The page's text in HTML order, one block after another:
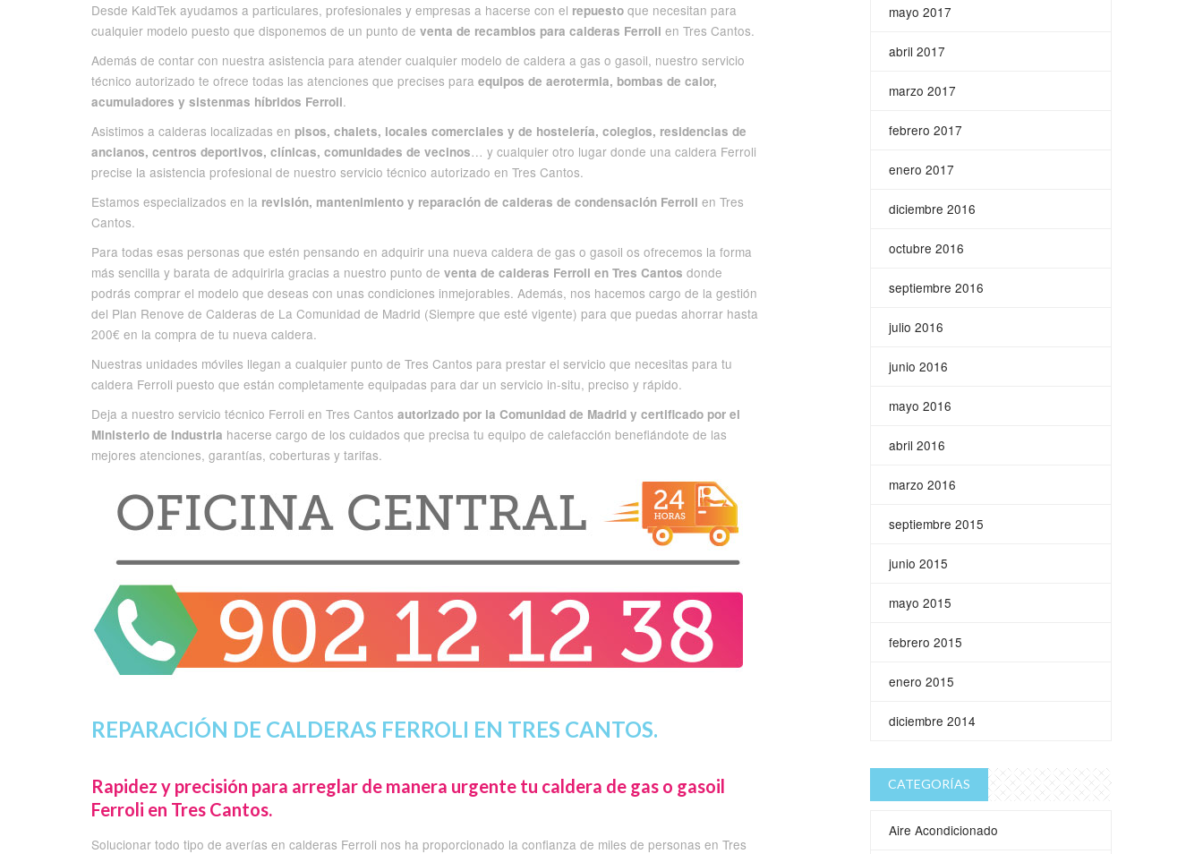
Desde KaldTek ayudamos a particulares, profesionales y empresas a hacerse con el repuesto que necesitan para
cualquier modelo puesto que disponemos de un punto de venta de recambios para calderas Ferroli en Tres Cantos.
Además de contar con nuestra asistencia para atender cualquier modelo de caldera a gas o gasoil, nuestro servicio
técnico autorizado te ofrece todas las atenciones que precises para equipos de aerotermia, bombas de calor,
acumuladores y sistenmas híbridos Ferroli.
Asistimos a calderas localizadas en pisos, chalets, locales comerciales y de hostelería, colegios, residencias de
ancianos, centros deportivos, clínicas, comunidades de vecinos… y cualquier otro lugar donde una caldera Ferroli
precise la asistencia profesional de nuestro servicio técnico autorizado en Tres Cantos.
Estamos especializados en la revisión, mantenimiento y reparación de calderas de condensación Ferroli en Tres
Cantos.
Para todas esas personas que estén pensando en adquirir una nueva caldera de gas o gasoil os ofrecemos la forma
más sencilla y barata de adquirirla gracias a nuestro punto de venta de calderas Ferroli en Tres Cantos donde
podrás comprar el modelo que deseas con unas condiciones inmejorables. Además, nos hacemos cargo de la gestión
del Plan Renove de Calderas de La Comunidad de Madrid (Siempre que esté vigente) para que puedas ahorrar hasta
200€ en la compra de tu nueva caldera.
Nuestras unidades móviles llegan a cualquier punto de Tres Cantos para prestar el servicio que necesitas para tu
caldera Ferroli puesto que están completamente equipadas para dar un servicio in-situ, preciso y rápido.
Deja a nuestro servicio técnico Ferroli en Tres Cantos autorizado por la Comunidad de Madrid y certificado por el
Ministerio de Industria hacerse cargo de los cuidados que precisa tu equipo de calefacción benefiándote de las
mejores atenciones, garantías, coberturas y tarifas.
REPARACIÓN DE CALDERAS FERROLI EN TRES CANTOS.
Rapidez y precisión para arreglar de manera urgente tu caldera de gas o gasoil
Ferroli en Tres Cantos.
Solucionar todo tipo de averías en calderas Ferroli nos ha proporcionado la confianza de miles de personas en Tres
mayo 2017
abril 2017
marzo 2017
febrero 2017
enero 2017
diciembre 2016
octubre 2016
septiembre 2016
julio 2016
junio 2016
mayo 2016
abril 2016
marzo 2016
septiembre 2015
junio 2015
mayo 2015
febrero 2015
enero 2015
diciembre 2014
CATEGORÍAS
Aire Acondicionado